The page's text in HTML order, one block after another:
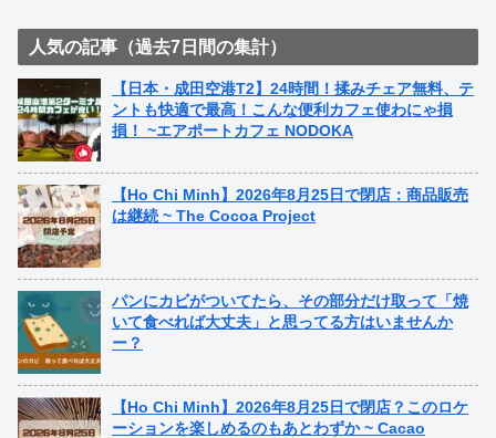
人気の記事（過去7日間の集計）
【日本・成田空港T2】24時間！揉みチェア無料、テ
ントも快適で最高！こんな便利カフェ使わにゃ損
損！ ~エアポートカフェ NODOKA
【Ho Chi Minh】2026年8月25日で閉店：商品販売
は継続 ~ The Cocoa Project
パンにカビがついてたら、その部分だけ取って「焼
いて食べれば大丈夫」と思ってる方はいませんか
ー？
【Ho Chi Minh】2026年8月25日で閉店？このロケ
ーションを楽しめるのもあとわずか ~ Cacao